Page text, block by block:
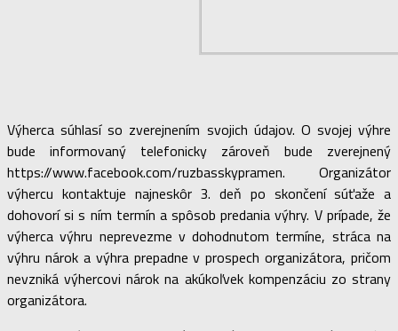
Výherca súhlasí so zverejnením svojich údajov. O svojej výhre
bude informovaný telefonicky zároveň bude zverejnený
https://www.facebook.com/ruzbasskypramen. Organizátor
výhercu kontaktuje najneskôr 3. deň po skončení súťaže a
dohovorí si s ním termín a spôsob predania výhry. V prípade, že
výherca výhru neprevezme v dohodnutom termíne, stráca na
výhru nárok a výhra prepadne v prospech organizátora, pričom
nevzniká výhercovi nárok na akúkoľvek kompenzáciu zo strany
organizátora.